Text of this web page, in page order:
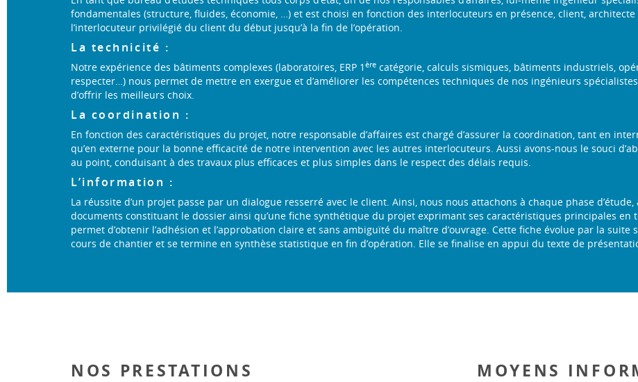
fondamentales (structure, fluides, économie, …) et est choisi en fonction des interlocuteurs en présence, client,
l’interlocuteur privilégié du client du début jusqu’à la fin de l’opération.
La technicité :
Notre expérience des bâtiments complexes (laboratoires, ERP 1 ère catégorie, calculs sismiques, bâtiments industriels,
respecter…) nous permet de mettre en exergue et d’améliorer les compétences techniques de nos ingénieurs
d’offrir les meilleurs choix.
La coordination :
En fonction des caractéristiques du projet, notre responsable d’affaires est chargé d’assurer la coordination, tant en
qu’en externe pour la bonne efficacité de notre intervention avec les autres interlocuteurs. Aussi avons-nous le souci
au point, conduisant à des travaux plus efficaces et plus simples dans le respect des délais requis.
L’information :
La réussite d’un projet passe par un dialogue resserré avec le client. Ainsi, nous nous attachons à chaque phase
documents constituant le dossier ainsi qu’une fiche synthétique du projet exprimant ses caractéristiques principales
permet d’obtenir l’adhésion et l’approbation claire et sans ambiguïté du maître d’ouvrage. Cette fiche évolue par la
cours de chantier et se termine en synthèse statistique en fin d’opération. Elle se finalise en appui du texte de
NOS PRESTATIONS MOYENS